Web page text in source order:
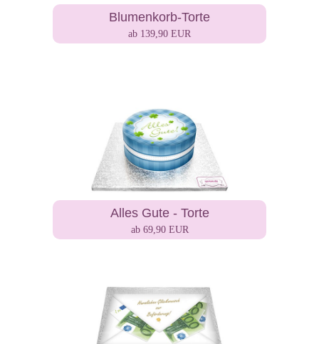
Blumenkorb-Torte
ab 139,90 EUR
Alles Gute - Torte
ab 69,90 EUR